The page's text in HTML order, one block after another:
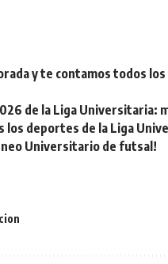
y te contamos todos
de la Liga Universitaria:
los deportes de la Liga
Universitario de futsal!